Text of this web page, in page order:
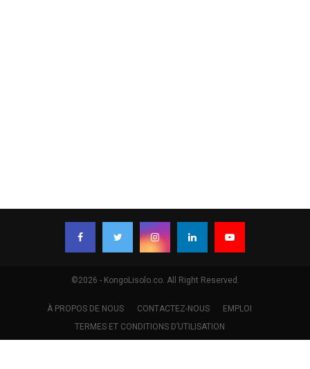
©2026 - KongoLisolo.co. All Right Reserved.
À PROPOS DE NOUS CONTACTEZ-NOUS
EMPLOI
TERMES ET CONDITIONS D’UTILISATION